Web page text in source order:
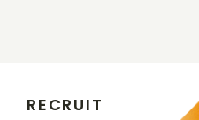
RECRUIT